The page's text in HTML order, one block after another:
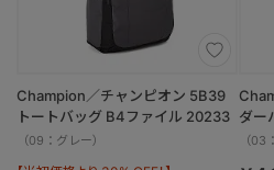
Champion／チャンピオン 5B39
トートバッグ B4ファイル 20233
（09：グレー）
ダー
（03